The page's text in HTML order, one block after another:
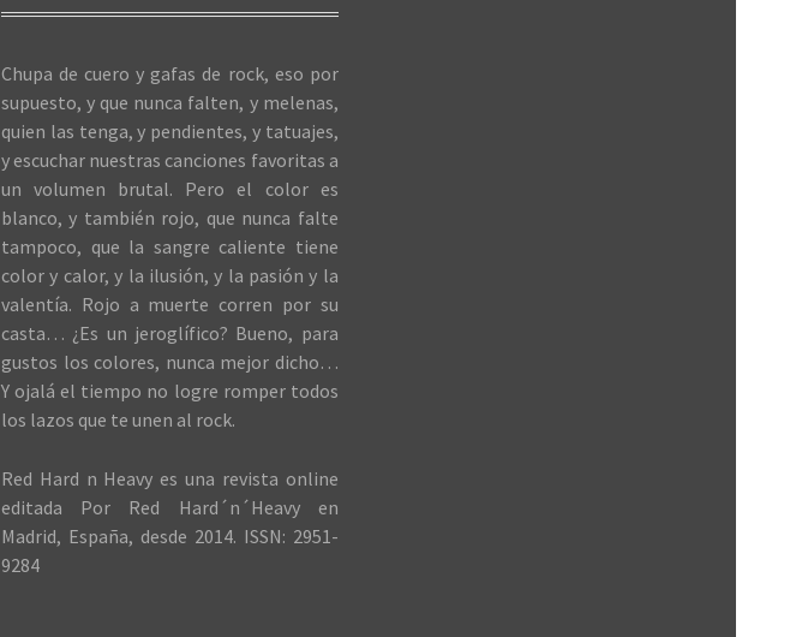
Chupa de cuero y gafas de rock, eso por
supuesto, y que nunca falten, y melenas,
quien las tenga, y pendientes, y tatuajes,
y escuchar nuestras canciones favoritas a
un volumen brutal. Pero el color es
blanco, y también rojo, que nunca falte
tampoco, que la sangre caliente tiene
color y calor, y la ilusión, y la pasión y la
valentía. Rojo a muerte corren por su
casta… ¿Es un jeroglífico? Bueno, para
gustos los colores, nunca mejor dicho…
Y ojalá el tiempo no logre romper todos
los lazos que te unen al rock.
Red Hard n Heavy es una revista online
editada Por Red Hard´n´Heavy en
Madrid, España, desde 2014. ISSN: 2951-
9284